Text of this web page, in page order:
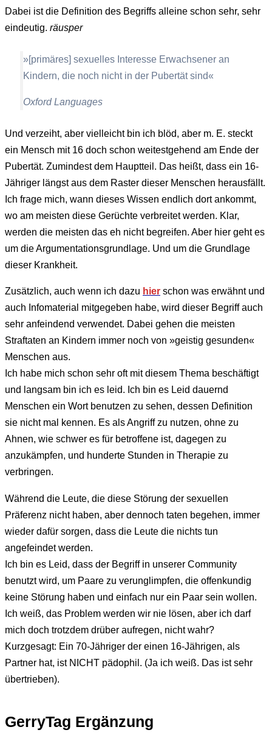
Dabei ist die Definition des Begriffs alleine schon sehr, sehr
eindeutig. räusper
»[primäres] sexuelles Interesse Erwachsener an
Kindern, die noch nicht in der Pubertät sind«
Oxford Languages
Und verzeiht, aber vielleicht bin ich blöd, aber m. E. steckt
ein Mensch mit 16 doch schon weitestgehend am Ende der
Pubertät. Zumindest dem Hauptteil. Das heißt, dass ein 16-
Jähriger längst aus dem Raster dieser Menschen herausfällt.
Ich frage mich, wann dieses Wissen endlich dort ankommt,
wo am meisten diese Gerüchte verbreitet werden. Klar,
werden die meisten das eh nicht begreifen. Aber hier geht es
um die Argumentationsgrundlage. Und um die Grundlage
dieser Krankheit.
Zusätzlich, auch wenn ich dazu hier schon was erwähnt und
auch Infomaterial mitgegeben habe, wird dieser Begriff auch
sehr anfeindend verwendet. Dabei gehen die meisten
Straftaten an Kindern immer noch von »geistig gesunden«
Menschen aus.
Ich habe mich schon sehr oft mit diesem Thema beschäftigt
und langsam bin ich es leid. Ich bin es Leid dauernd
Menschen ein Wort benutzen zu sehen, dessen Definition
sie nicht mal kennen. Es als Angriff zu nutzen, ohne zu
Ahnen, wie schwer es für betroffene ist, dagegen zu
anzukämpfen, und hunderte Stunden in Therapie zu
verbringen.
Während die Leute, die diese Störung der sexuellen
Präferenz nicht haben, aber dennoch taten begehen, immer
wieder dafür sorgen, dass die Leute die nichts tun
angefeindet werden.
Ich bin es Leid, dass der Begriff in unserer Community
benutzt wird, um Paare zu verunglimpfen, die offenkundig
keine Störung haben und einfach nur ein Paar sein wollen.
Ich weiß, das Problem werden wir nie lösen, aber ich darf
mich doch trotzdem drüber aufregen, nicht wahr?
Kurzgesagt: Ein 70-Jähriger der einen 16-Jährigen, als
Partner hat, ist NICHT pädophil. (Ja ich weiß. Das ist sehr
übertrieben).
GerryTag Ergänzung